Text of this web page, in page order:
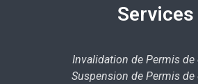
Services
Invalidation de Permis de
Suspension de Permis